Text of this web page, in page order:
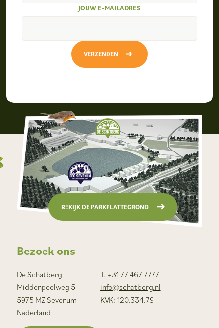
JOUW E-MAILADRES
VERZENDEN
Bezoek ons
De Schatberg
Middenpeelweg 5
5975 MZ Sevenum
Nederland
T. +31 77 467 7777
info@schatberg.nl
KVK: 120.334.79
BEKIJK DE PARKPLATTEGROND